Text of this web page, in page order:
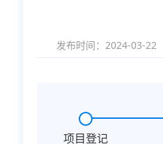
发布时间：2024-03-22
项目登记